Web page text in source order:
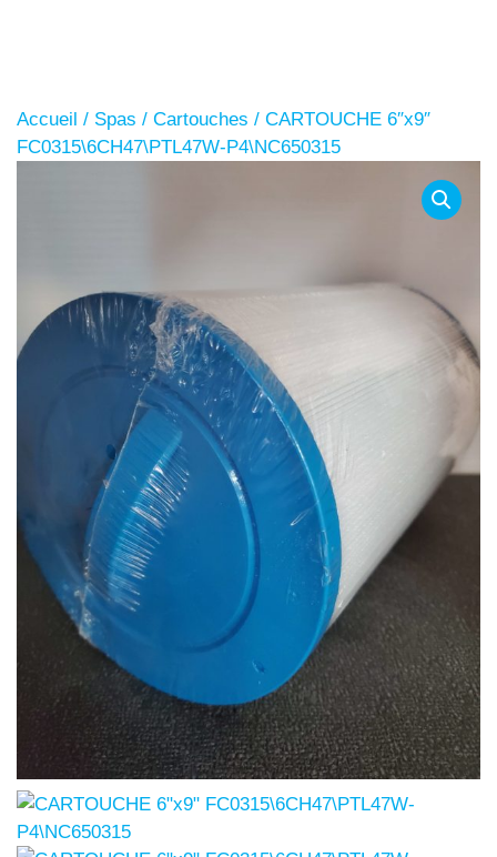
Accueil / Spas / Cartouches / CARTOUCHE 6″x9″
FC0315\6CH47\PTL47W-P4\NC650315